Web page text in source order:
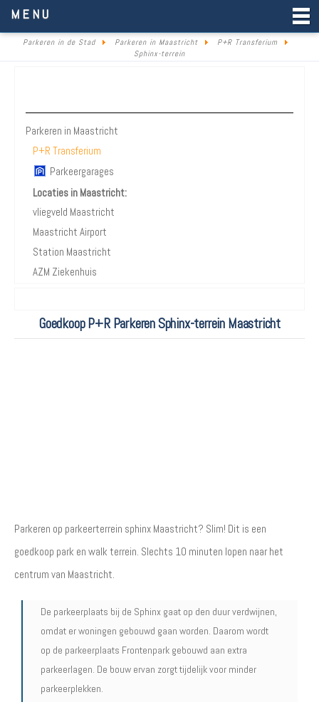
MENU
Parkeren in de Stad Parkeren in Maastricht
P+R Transferium
Sphinx-terrein
Parkeren in Maastricht
P+R Transferium
Parkeergarages
Locaties in Maastricht:
vliegveld Maastricht
Maastricht Airport
Station Maastricht
AZM Ziekenhuis
Goedkoop P+R Parkeren Sphinx-terrein Maastricht
Parkeren op parkeerterrein sphinx Maastricht? Slim! Dit is een
goedkoop park en walk terrein. Slechts 10 minuten lopen naar het
centrum van Maastricht.
De parkeerplaats bij de Sphinx gaat op den duur verdwijnen,
omdat er woningen gebouwd gaan worden. Daarom wordt
op de parkeerplaats Frontenpark gebouwd aan extra
parkeerlagen. De bouw ervan zorgt tijdelijk voor minder
parkeerplekken.